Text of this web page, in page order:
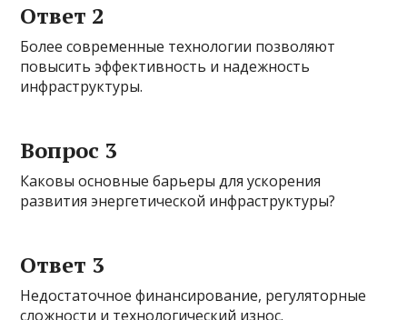
Ответ 2
Более современные технологии позволяют
повысить эффективность и надежность
инфраструктуры.
Вопрос 3
Каковы основные барьеры для ускорения
развития энергетической инфраструктуры?
Ответ 3
Недостаточное финансирование, регуляторные
сложности и технологический износ.